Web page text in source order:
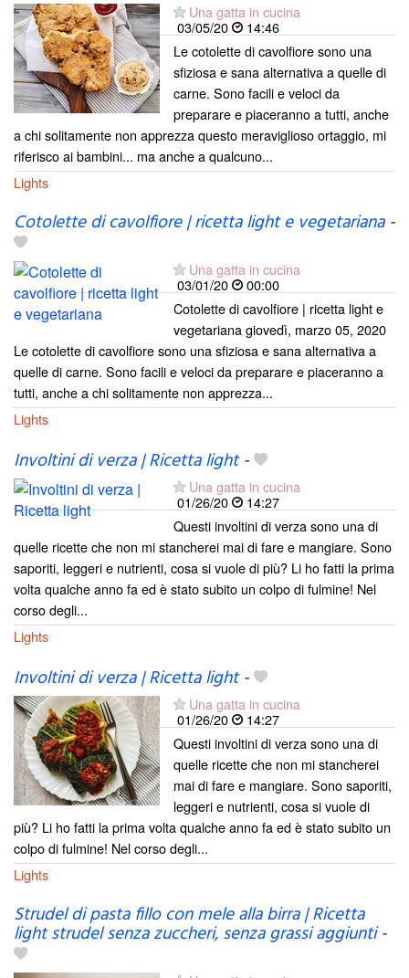
Una gatta in cucina
03/05/20
14:46
Le cotolette di cavolfiore sono una
sfiziosa e sana alternativa a quelle di
carne. Sono facili e veloci da
preparare e piaceranno a tutti, anche
a chi solitamente non apprezza questo meraviglioso ortaggio, mi
riferisco ai bambini... ma anche a qualcuno...
Lights
Cotolette di cavolfiore | ricetta light e vegetariana-
Una gatta in cucina
03/01/20
00:00
Cotolette di cavolfiore | ricetta light e
vegetariana giovedì, marzo 05, 2020
Le cotolette di cavolfiore sono una sfiziosa e sana alternativa a
quelle di carne. Sono facili e veloci da preparare e piaceranno a
tutti, anche a chi solitamente non apprezza...
Lights
Involtini di verza | Ricetta light-
Una gatta in cucina
01/26/20
14:27
Questi involtini di verza sono una di
quelle ricette che non mi stancherei mai di fare e mangiare. Sono
saporiti, leggeri e nutrienti, cosa si vuole di più? Li ho fatti la prima
volta qualche anno fa ed è stato subito un colpo di fulmine! Nel
corso degli...
Lights
Involtini di verza | Ricetta light-
Una gatta in cucina
01/26/20
14:27
Questi involtini di verza sono una di
quelle ricette che non mi stancherei
mai di fare e mangiare. Sono saporiti,
leggeri e nutrienti, cosa si vuole di
più? Li ho fatti la prima volta qualche anno fa ed è stato subito un
colpo di fulmine! Nel corso degli...
Lights
Strudel di pasta fillo con mele alla birra | Ricetta
light strudel senza zuccheri, senza grassi aggiunti-